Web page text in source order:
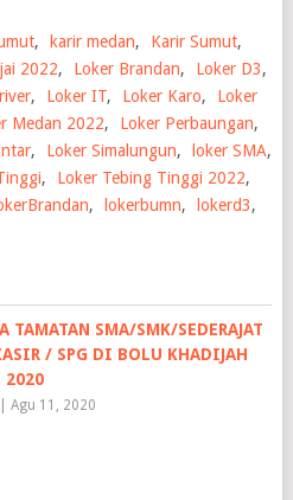
, karir medan, Karir Sumut,
2022, Loker Brandan, Loker D3,
, Loker IT, Loker Karo,
Loker
Medan 2022, Loker Perbaungan,
, Loker Simalungun, loker SMA,
, Loker Tebing Tinggi 2022,
, lokerbumn, lokerd3,
TAMATAN SMA/SMK/SEDERAJAT
/ SPG DI BOLU KHADIJAH
2020
Agu 11, 2020